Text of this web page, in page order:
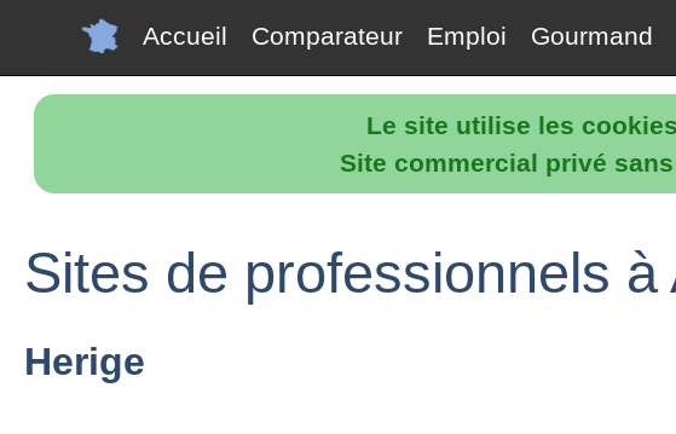
Le site utilise les
Site commercial privé
Accueil Comparateur Emploi Gourmand
Sites de professionnels à
Herige